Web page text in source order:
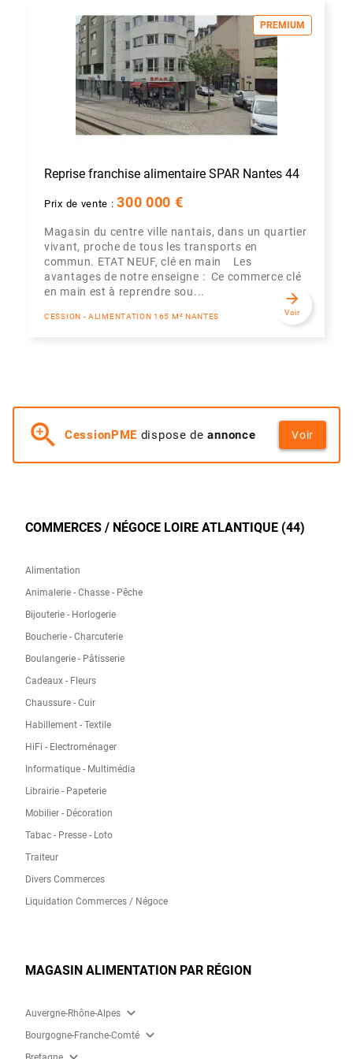
PREMIUM
Reprise franchise alimentaire SPAR Nantes 44
Prix de vente :300 000 €
Magasin du centre ville nantais, dans un quartier
vivant, proche de tous les transports en
commun. ETAT NEUF, clé en main Les
avantages de notre enseigne : Ce commerce clé
en main est à reprendre sou...
CESSION - ALIMENTATION 165 M² NANTES
arrow_forward
Voir
zoom_in CessionPME dispose deannonce Voir
COMMERCES / NÉGOCE LOIRE ATLANTIQUE (44)
Alimentation
Animalerie - Chasse - Pêche
Bijouterie - Horlogerie
Boucherie - Charcuterie
Boulangerie - Pâtisserie
Cadeaux - Fleurs
Chaussure - Cuir
Habillement - Textile
HiFi - Electroménager
Informatique - Multimédia
Librairie - Papeterie
Mobilier - Décoration
Tabac - Presse - Loto
Traiteur
Divers Commerces
Liquidation Commerces / Négoce
MAGASIN ALIMENTATION PAR RÉGION
Auvergne-Rhône-Alpes expand_more
Bourgogne-Franche-Comté expand_more